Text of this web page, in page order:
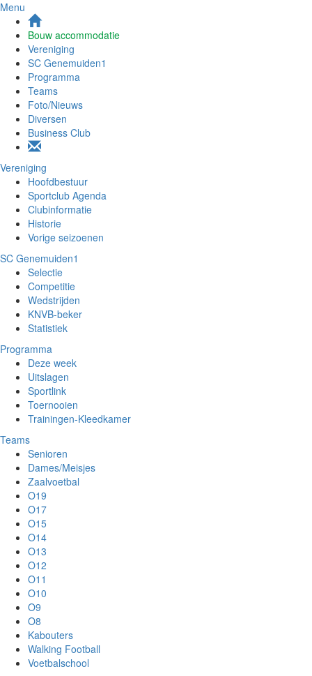
Menu
Bouw accommodatie
Vereniging
SC Genemuiden1
Programma
Teams
Foto/Nieuws
Diversen
Business Club
Vereniging
Hoofdbestuur
Sportclub Agenda
Clubinformatie
Historie
Vorige seizoenen
SC Genemuiden1
Selectie
Competitie
Wedstrijden
KNVB-beker
Statistiek
Programma
Deze week
Uitslagen
Sportlink
Toernooien
Trainingen-Kleedkamer
Teams
Senioren
Dames/Meisjes
Zaalvoetbal
O19
O17
O15
O14
O13
O12
O11
O10
O9
O8
Kabouters
Walking Football
Voetbalschool